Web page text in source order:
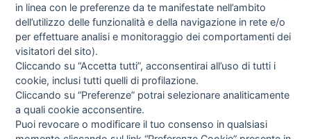
I libri Vedi tutti
in linea con le preferenze da te manifestate nell’ambito
dell’utilizzo delle funzionalità e della navigazione in rete e/o
per effettuare analisi e monitoraggio dei comportamenti dei
visitatori del sito).
Cliccando su “Accetta tutti”, acconsentirai all’uso di tutti i
cookie, inclusi tutti quelli di profilazione.
Cliccando su “Preferenze” potrai selezionare analiticamente
a quali cookie acconsentire.
Puoi revocare o modificare il tuo consenso in qualsiasi